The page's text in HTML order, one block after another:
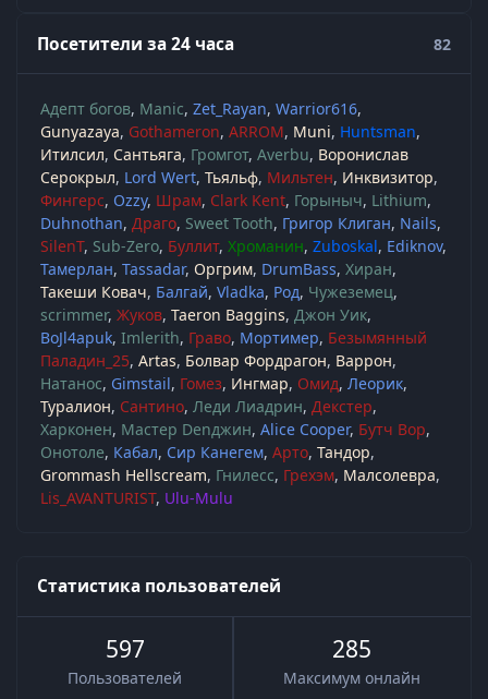
Посетители за 24 часа 82
Адепт богов Manic Zet_Rayan Warrior616
Gunyazaya Gothameron ARROM Muni Huntsman
Итилсил Сантьяга Громгот Averbu Воронислав
Серокрыл Lord Wert Тьяльф Мильтен Инквизитор
Фингерс Ozzy Шрам Clark Kent Горыныч Lithium
Duhnothan Драго Sweet Tooth Григор Клиган Nails
SilenT Sub-Zero Буллит Хроманин Zuboskal Ediknov
Тамерлан Tassadar Оргрим DrumBass Хиран
Такеши Ковач Балгай Vladka Род Чужеземец
scrimmer Жуков Taeron Baggins Джон Уик
BoJl4apuk Imlerith Граво Мортимер Безымянный
Паладин_25 Artas Болвар Фордрагон Варрон
Натанос Gimstail Гомез Ингмар Омид Леорик
Туралион Сантино Леди Лиадрин Декстер
Харконен Мастер Denджин Alice Cooper Бутч Вор
Онотоле Кабал Сир Канегем Арто Тандор
Grommash Hellscream Гнилесс Грехэм Малсолевра
Lis_AVANTURIST Ulu-Mulu
Статистика пользователей
597
Пользователей
285
Максимум онлайн